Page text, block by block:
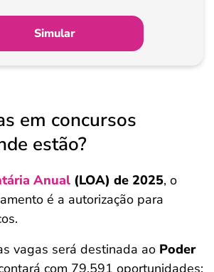
Simular
em concursos
estão?
Anual (LOA) de 2025, o
é a autorização para
vagas será destinada ao Poder
com 79.591 oportunidades: